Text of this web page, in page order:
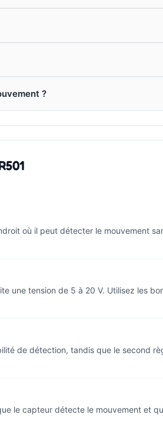
?
où il peut détecter le mouvement
une tension de 5 à 20 V. Utilisez les
de détection, tandis que le second
le capteur détecte le mouvement et